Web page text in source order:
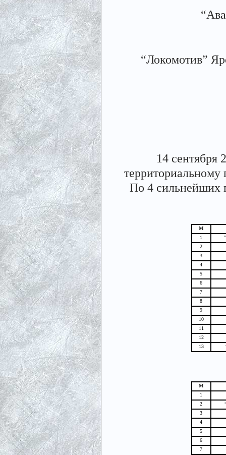
“Локомотив”
14 сентября
По 4 сильнейших
М
1
2
3
4
5
6
7
8
9
10
11
12
13
М
1
2
3
4
5
6
7